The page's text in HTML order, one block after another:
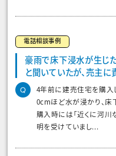
電話相談事例
豪雨で床下浸水が生じ
と聞いていたが、売主に
4年前に建売住宅を購入
0cmほど水が浸かり、床
購入時には「近くに河
明を受けていまし...